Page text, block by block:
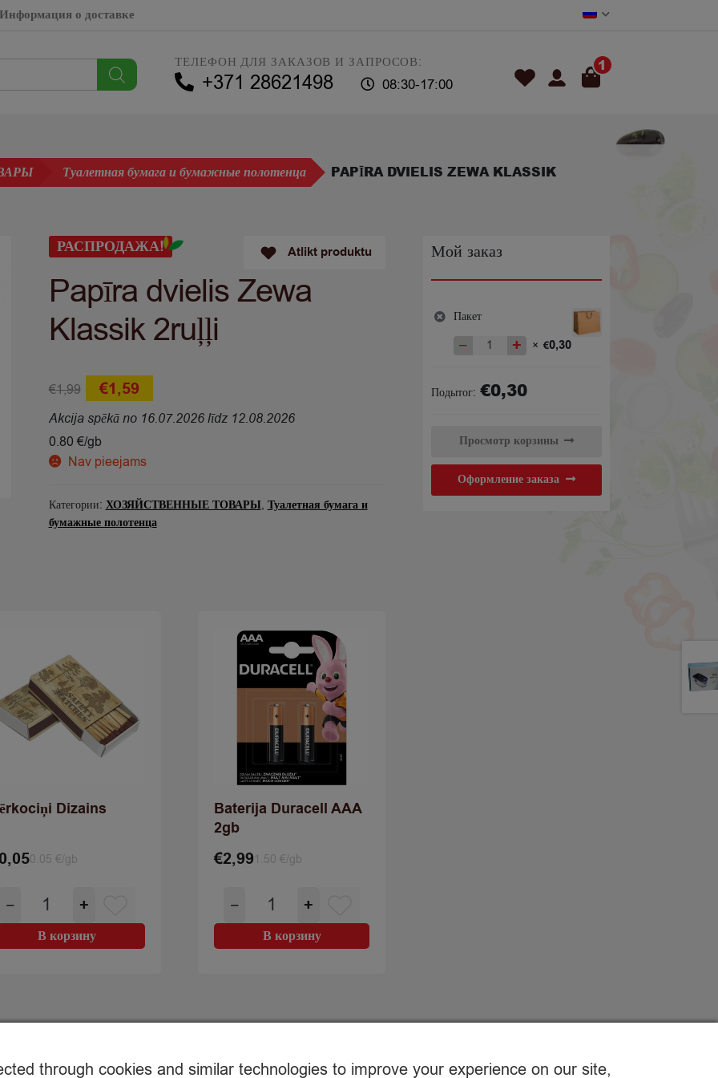
Информация о доставке
ТЕЛЕФОН ДЛЯ ЗАКАЗОВ И ЗАПРОСОВ:
+371 28621498 08:30-17:00
1
Туалетная бумага и бумажные полотенца
PAPĪRA DVIELIS ZEWA KLASSIK
Atlikt produktu
РАСПРОДАЖА!
Papīra dvielis Zewa
Klassik 2ruļļi
€1,99
Первоначальная
цена
составляла
€1,99.
€1,59
цена:
Akcija spēkā no 16.07.2026 līdz 12.08.2026
0.80 €/gb
Nav pieejams
Категории: ХОЗЯЙСТВЕННЫЕ ТОВАРЫ, Туалетная бумага и
бумажные полотенца
Dizains
0,050.05 €/gb
−
Количество
товара
Sērkociņi
Dizains
+
В корзину
Baterija Duracell AAA
2gb
€2,99 1.50 €/gb
−
Количество
товара
Baterija
Duracell
+
В корзину
Мой заказ
Пакет
−
Количество
Пакет
+ × €0,30
Подытог: €0,30
Просмотр корзины
Оформление заказа
through cookies and similar technologies to improve your experience on our site,